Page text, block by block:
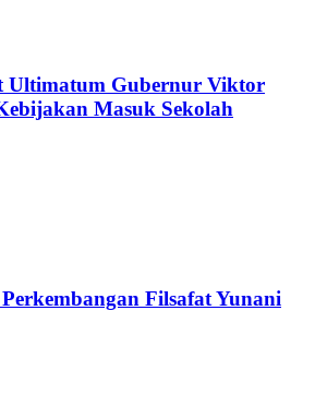
Ultimatum Gubernur Viktor
Masuk Sekolah
Filsafat Yunani